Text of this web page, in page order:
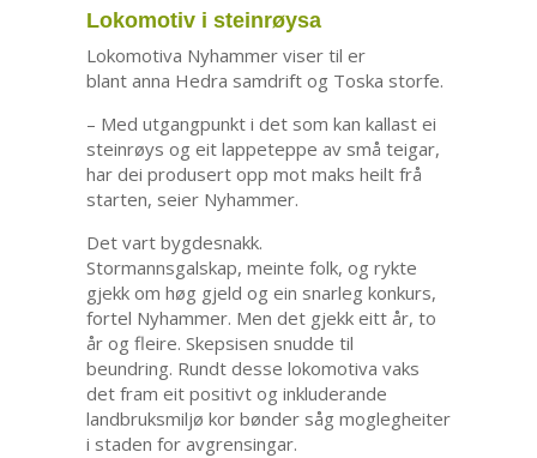
Lokomotiv i steinrøysa
Lokomotiva Nyhammer viser til er
blant anna Hedra samdrift og Toska storfe.
– Med utgangpunkt i det som kan kallast ei
steinrøys og eit lappeteppe av små teigar,
har dei produsert opp mot maks heilt frå
starten, seier Nyhammer.
Det vart bygdesnakk.
Stormannsgalskap, meinte folk, og rykte
gjekk om høg gjeld og ein snarleg konkurs,
fortel Nyhammer. Men det gjekk eitt år, to
år og fleire. Skepsisen snudde til
beundring. Rundt desse lokomotiva vaks
det fram eit positivt og inkluderande
landbruksmiljø kor bønder såg moglegheiter
i staden for avgrensingar.